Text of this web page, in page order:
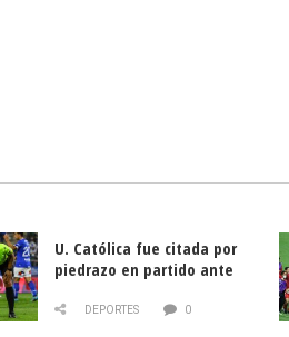
U. Católica fue citada por
piedrazo en partido ante
DEPORTES 0